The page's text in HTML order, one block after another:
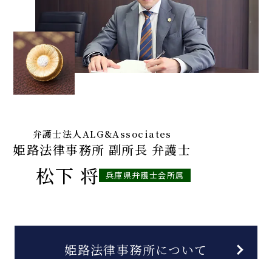
弁護士法人ALG&Associates
姫路法律事務所 副所長 弁護士
松下 将 兵庫県弁護士会所属
姫路法律事務所について